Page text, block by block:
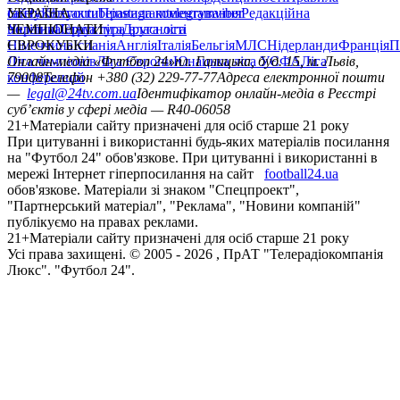
сайтуКонтактиПравила коментуванняРедакційна
політикаСтруктура власності
facebookxyoutubeinstagramtelegramviber
УКРАЇНА
УкраїнаПерша лігаДруга ліга
ЧЕМПІОНАТИ
НімеччинаІспаніяАнгліяІталіяБельгіяМЛСНідерландиФранція
ЄВРОКУБКИ
Ліга чемпіонівЛіга ЄвропиЮнацька ліга УЄФАЛіга
конференцій
Онлайн-медіа «Футбол 24»пл. Галицька, буд. 15, м. Львів,
79008Телефон +380 (32) 229-77-77Адреса електронної пошти
— legal@24tv.com.uaІдентифікатор онлайн-медіа в Реєстрі
суб’єктів у сфері медіа — R40-06058
21+Матеріали сайту призначені для осіб старше 21 року
При цитуванні і використанні будь-яких матеріалів посилання
на "Футбол 24" обов'язкове. При цитуванні і використанні в
мережі Інтернет гіперпосилання на сайт
football24.ua
обов'язкове. Матеріали зі знаком "Спецпроект",
"Партнерський матеріал", "Реклама", "Новини компаній"
публікуємо на правах реклами.
21+Матеріали сайту призначені для осіб старше 21 року
Усi права захищенi. © 2005 - 2026 , ПрАТ "Телерадіокомпанія
Люкс". "Футбол 24".